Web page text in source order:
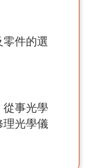
件的選
事光學
理光學儀